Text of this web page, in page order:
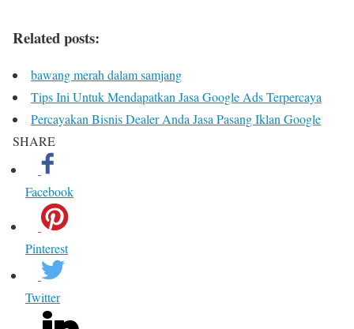
Related posts:
bawang merah dalam samjang
Tips Ini Untuk Mendapatkan Jasa Google Ads Terpercaya
Percayakan Bisnis Dealer Anda Jasa Pasang Iklan Google
SHARE
Facebook
Pinterest
Twitter